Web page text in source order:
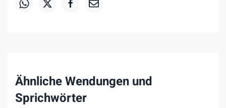
Ähnliche Wendungen und
Sprichwörter